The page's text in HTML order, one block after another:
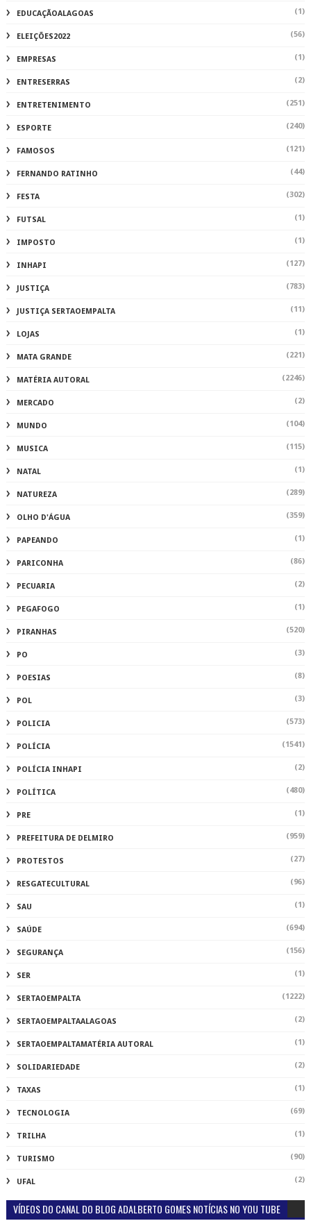
EDUCAÇÃOALAGOAS (1)
ELEIÇÕES2022 (56)
EMPRESAS (1)
ENTRESERRAS (2)
ENTRETENIMENTO (251)
ESPORTE (240)
FAMOSOS (121)
FERNANDO RATINHO (44)
FESTA (302)
FUTSAL (1)
IMPOSTO (1)
INHAPI (127)
JUSTIÇA (783)
JUSTIÇA SERTAOEMPALTA (11)
LOJAS (1)
MATA GRANDE (221)
MATÉRIA AUTORAL (2246)
MERCADO (2)
MUNDO (104)
MUSICA (115)
NATAL (1)
NATUREZA (289)
OLHO D'ÁGUA (359)
PAPEANDO (1)
PARICONHA (86)
PECUARIA (2)
PEGAFOGO (1)
PIRANHAS (520)
PO (3)
POESIAS (8)
POL (3)
POLICIA (573)
POLÍCIA (1541)
POLÍCIA INHAPI (2)
POLÍTICA (480)
PRE (1)
PREFEITURA DE DELMIRO (959)
PROTESTOS (27)
RESGATECULTURAL (96)
SAU (1)
SAÚDE (694)
SEGURANÇA (156)
SER (1)
SERTAOEMPALTA (1222)
SERTAOEMPALTAALAGOAS (2)
SERTAOEMPALTAMATÉRIA AUTORAL (1)
SOLIDARIEDADE (2)
TAXAS (1)
TECNOLOGIA (69)
TRILHA (1)
TURISMO (90)
UFAL (2)
VÍDEOS DO CANAL DO BLOG ADALBERTO GOMES NOTÍCIAS NO YOU TUBE